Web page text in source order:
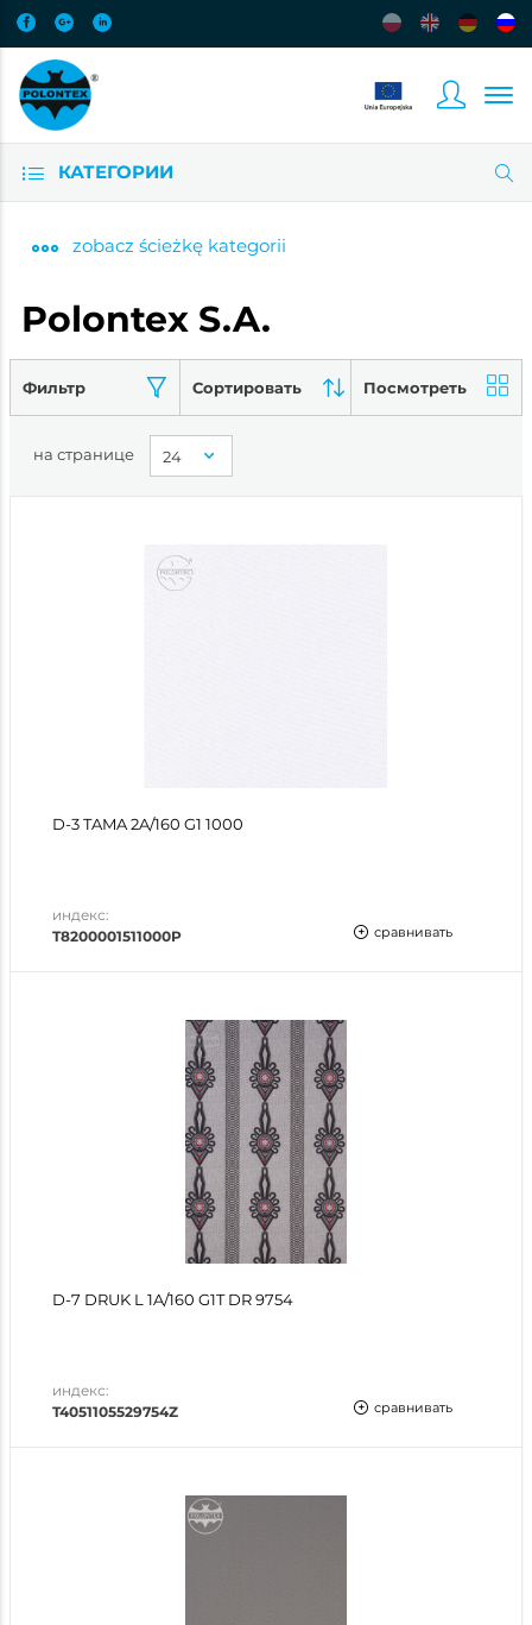
КАТЕГОРИИ
zobacz ścieżkę kategorii
Polontex S.A.
Фильтр Сортировать Посмотреть
на странице
D-3 TAMA 2A/160 G1 1000
индекс:
T8200001511000P
сравнивать
D-7 DRUK L 1A/160 G1T DR 9754
индекс:
T4051105529754Z
сравнивать